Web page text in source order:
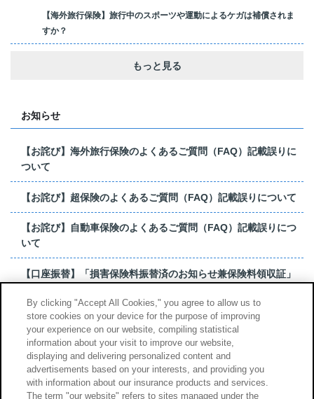
【海外旅行保険】旅行中のスポーツや運動によるケガは補償されま
すか？
もっと見る
お知らせ
【お詫び】海外旅行保険のよくあるご質問（FAQ）記載誤りに
ついて
【お詫び】超保険のよくあるご質問（FAQ）記載誤りについて
【お詫び】自動車保険のよくあるご質問（FAQ）記載誤りにつ
いて
【口座振替】「損害保険料振替済のお知らせ兼保険料領収証」
【お詫び】超保険のよくあるご質問（FAQ）記載誤りについて
もっと見る
By clicking "Accept All Cookies," you agree to allow us to
store cookies on your device for the purpose of improving
your experience on our website, compiling statistical
information about your visit to improve our website,
displaying and delivering personalized content and
advertisements based on your interests, and providing you
with information about our insurance products and services.
The term "our website" refers to sites managed under the